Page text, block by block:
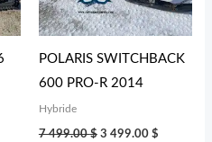
POLARIS SWITCHBACK
600 PRO-R 2014
Hybride
7 499.00$ 3 499.00 $